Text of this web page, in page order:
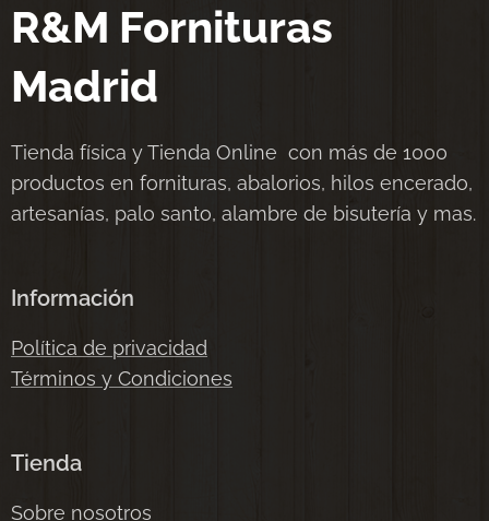
R&M Fornituras
Madrid
Tienda física y Tienda Online con más de 1000
productos en fornituras, abalorios, hilos encerado,
artesanías, palo santo, alambre de bisutería y mas.
Información
Política de privacidad
Términos y Condiciones
Tienda
Sobre nosotros